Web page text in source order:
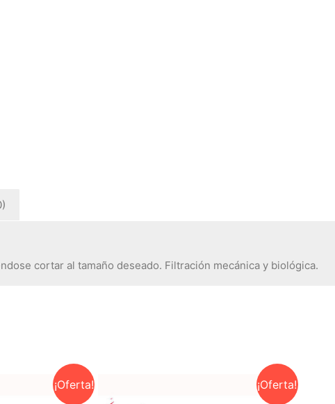
cortar al tamaño deseado. Filtración mecánica y biológica.
¡Oferta! ¡Oferta!